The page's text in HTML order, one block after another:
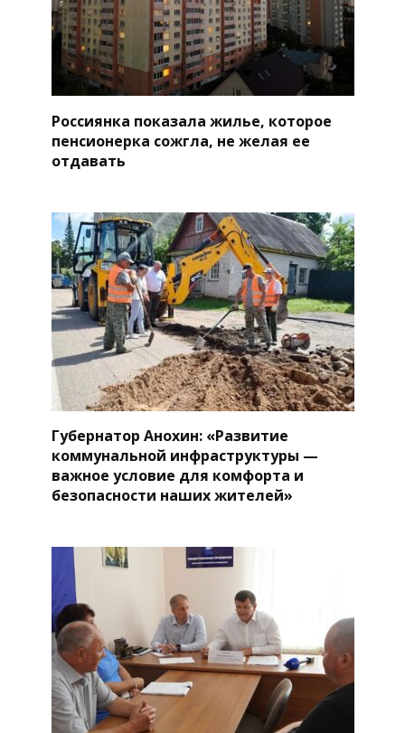
Россиянка показала жилье, которое
пенсионерка сожгла, не желая ее
отдавать
Губернатор Анохин: «Развитие
коммунальной инфраструктуры —
важное условие для комфорта и
безопасности наших жителей»